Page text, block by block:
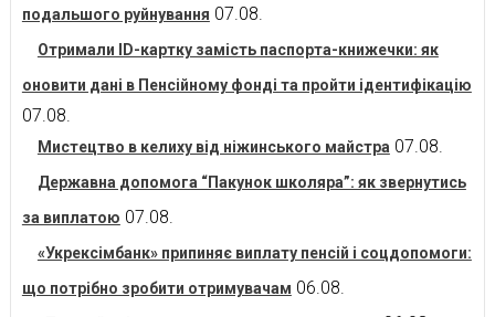
подальшого руйнування 07.08.
Отримали ID-картку замість паспорта-книжечки: як
оновити дані в Пенсійному фонді та пройти ідентифікацію
07.08.
Мистецтво в келиху від ніжинського майстра 07.08.
Державна допомога “Пакунок школяра”: як звернутись
за виплатою 07.08.
«Укрексімбанк» припиняє виплату пенсій і соцдопомоги:
що потрібно зробити отримувачам 06.08.